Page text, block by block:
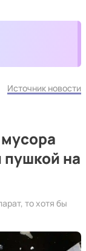
Источник новости
пушкой на
то хотя бы